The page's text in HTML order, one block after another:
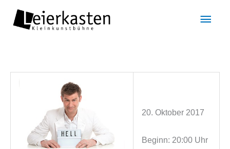
Inhalt
20. Oktober 2017
Beginn: 20:00 Uhr